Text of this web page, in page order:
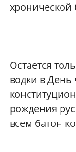
хронической
Остается
водки в День
рождения
всем батон